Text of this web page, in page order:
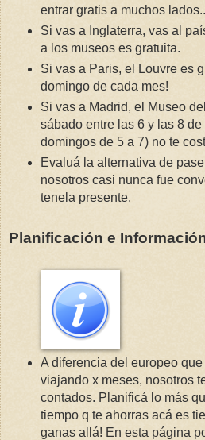
entrar gratis a muchos
Si vas a Inglaterra, vas al
a los museos es gratuita.
Si vas a Paris, el Louvre es
domingo de cada mes!
Si vas a Madrid, el Museo
sábado entre las 6 y las 8
domingos de 5 a 7) no te
Evaluá la alternativa de
nosotros casi nunca fue
tenela presente.
Planificación e
A diferencia del europeo
viajando x meses, nosotros
contados. Planificá lo más
tiempo q te ahorras acá es
ganas allá! En esta página